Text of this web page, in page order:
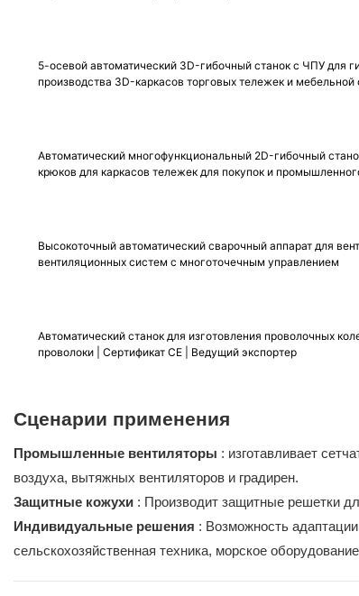
5-осевой автоматический 3D-гибочный станок с ЧПУ для
производства 3D-каркасов торговых тележек и мебельной
Автоматический многофункциональный 2D-гибочный
крюков для каркасов тележек для покупок и
Высокоточный автоматический сварочный аппарат для
вентиляционных систем с многоточечным управлением
Автоматический станок для изготовления проволочных
проволоки | Сертификат CE | Ведущий экспортер
Сценарии применения
Промышленные вентиляторы : изготавливает
воздуха, вытяжных вентиляторов и градирен.
Защитные кожухи : Производит защитные решетки
Индивидуальные решения : Возможность
сельскохозяйственная техника, морское